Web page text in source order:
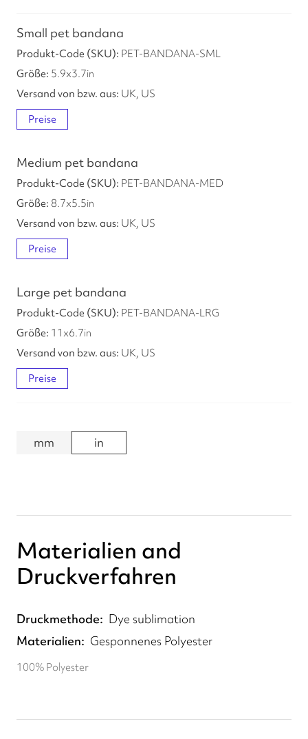
Small pet bandana
PET-BANDANA-SML
5.9x3.7in
UK, US
Preise
Medium pet bandana
PET-BANDANA-MED
8.7x5.5in
UK, US
Preise
Large pet bandana
PET-BANDANA-LRG
11x6.7in
UK, US
Preise
mm in
Materialien and
Druckverfahren
Druckmethode
Dye sublimation
Materialien
Gesponnenes Polyester
100% Polyester